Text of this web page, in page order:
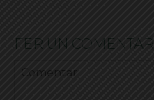
FER UN COMENTARI